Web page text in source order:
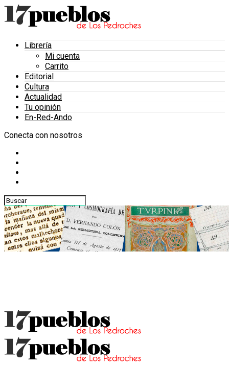
Librería
Mi cuenta
Carrito
Editorial
Cultura
Actualidad
Tu opinión
En-Red-Ando
Conecta con nosotros